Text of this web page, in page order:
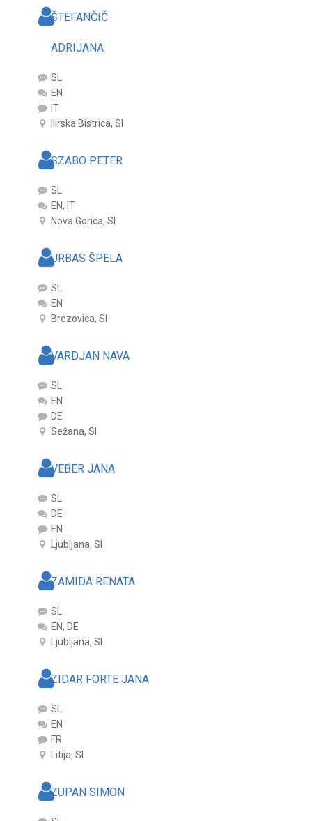
ŠTEFANČIČ
ADRIJANA
SL
EN
IT
Ilirska Bistrica, SI
SZABO PETER
SL
EN, IT
Nova Gorica, SI
URBAS ŠPELA
SL
EN
Brezovica, SI
VARDJAN NAVA
SL
EN
DE
Sežana, SI
VEBER JANA
SL
DE
EN
Ljubljana, SI
ZAMIDA RENATA
SL
EN, DE
Ljubljana, SI
ZIDAR FORTE JANA
SL
EN
FR
Litija, SI
ZUPAN SIMON